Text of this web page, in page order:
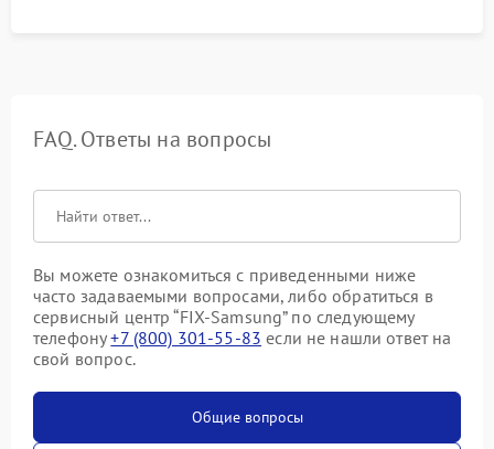
FAQ. Ответы на вопросы
Вы можете ознакомиться с приведенными ниже
часто задаваемыми вопросами, либо обратиться в
сервисный центр “FIX-Samsung” по следующему
телефону+7 (800) 301-55-83 если не нашли ответ на
свой вопрос.
Общие вопросы